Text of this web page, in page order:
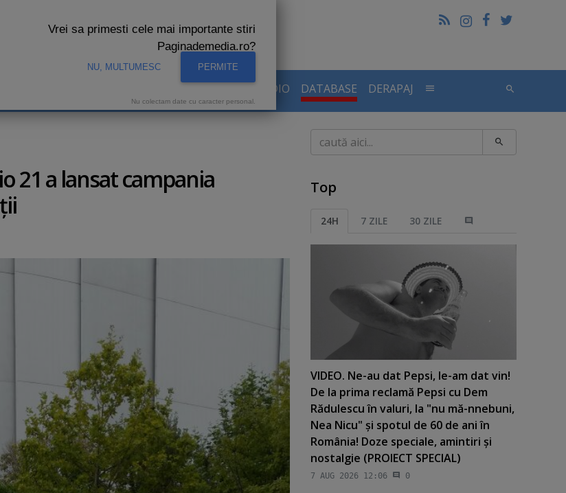
AUDIENTE RADIO DATABASE DERAPAJ
21 a lansat campania
Caută
Top
24H 7 ZILE 30 ZILE
VIDEO. Ne-au dat Pepsi, le-am dat vin!
De la prima reclamă Pepsi cu Dem
Rădulescu în valuri, la "nu mă-nnebuni,
Nea Nicu" şi spotul de 60 de ani în
România! Doze speciale, amintiri şi
nostalgie (PROIECT SPECIAL)
7 AUG 2026 12:06 0
Vrei sa primesti cele mai importante stiri
Paginademedia.ro?
NU, MULTUMESC PERMITE
Nu colectam date cu caracter personal.